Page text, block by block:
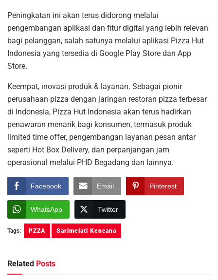
Peningkatan ini akan terus didorong melalui
pengembangan aplikasi dan fitur digital yang lebih relevan
bagi pelanggan, salah satunya melalui aplikasi Pizza Hut
Indonesia yang tersedia di Google Play Store dan App
Store.
Keempat, inovasi produk & layanan. Sebagai pionir
perusahaan pizza dengan jaringan restoran pizza terbesar
di Indonesia, Pizza Hut Indonesia akan terus hadirkan
penawaran menarik bagi konsumen, termasuk produk
limited time offer, pengembangan layanan pesan antar
seperti Hot Box Delivery, dan perpanjangan jam
operasional melalui PHD Begadang dan lainnya.
Facebook Email Pinterest
WhatsApp Twitter
Tags: PZZA Sarimelati Kencana
Related Posts